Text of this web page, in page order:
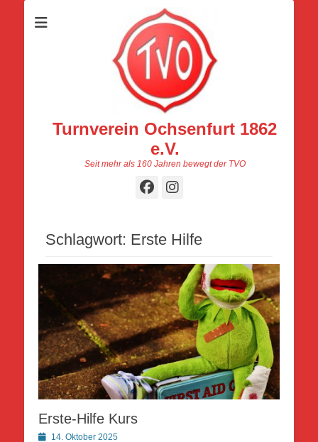
Turnverein Ochsenfurt 1862
e.V.
Seit mehr als 160 Jahren bewegt der TVO
Facebook
Instagram
Schlagwort: Erste Hilfe
Erste-Hilfe Kurs
Posted14. Oktober 2025